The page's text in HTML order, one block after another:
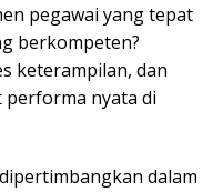
pegawai yang tepat
berkompeten?
keterampilan, dan
performa nyata di
dalam